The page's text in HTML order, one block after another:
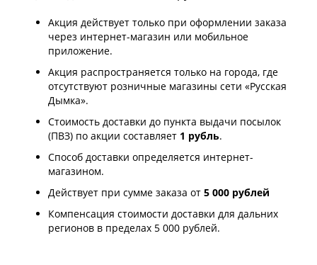
Акция действует только при оформлении заказа
через интернет-магазин или мобильное
приложение.
Акция распространяется только на города, где
отсутствуют розничные магазины сети «Русская
Дымка».
Стоимость доставки до пункта выдачи посылок
(ПВЗ) по акции составляет 1 рубль.
Способ доставки определяется интернет-
магазином.
Действует при сумме заказа от 5 000 рублей
Компенсация стоимости доставки для дальних
регионов в пределах 5 000 рублей.